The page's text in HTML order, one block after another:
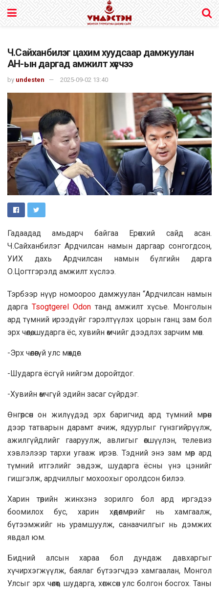
Ч.Сайханбилэг цахим хуудсаар дамжуулан
АН-ын даргад амжилт хүсчээ
by undesten 2025-09-02 13:40
Гадаадад амьдарч байгаа Ерөнхий сайд асан.
Ч.Сайханбилэг Ардчилсан намын даргаар сонгогдсон,
УИХ дахь Ардчилсан намын бүлгийн дарга
О.Цогтгэрэлд амжилт хүслээ.
Тэрбээр нүүр номоороо дамжуулан “Ардчилсан намын
дарга Tsogtgerel Odonтанд амжилт хүсье. Монголын
ард түмний ирээдүйг гэрэлтүүлэх цорын ганц зам бол
эрх чөлөө, шударга ёс, хувийн өмчийг дээдлэх зарчим мөн.
-Эрх чөлөөгүй улс мөхдөг.
-Шударга ёсгүй нийгэм доройтдог.
-Хувийн өмчгүй эдийн засаг сүйрдэг.
Өнгөрсөн он жилүүдэд эрх баригчид ард түмний мөрөн
дээр татварын дарамт ачиж, ядуурлыг гүнзгийрүүлж,
ажилгүйдлийг гааруулж, авлигыг өөгшүүлэн, телевиз
хэвлэлээр тархи угааж ирэв. Тэдний энэ зам мөр ард
түмний итгэлийг эвдэж, шударга ёсны үнэ цэнийг
гишгэлж, ардчиллыг мохоохыг оролдсон билээ.
Харин төрийн жинхэнэ зорилго бол ард иргэдээ
боомилох бус, харин хөдөлмөрийг нь хамгаалж,
бүтээмжийг нь урамшуулж, санаачилгыг нь дэмжих
явдал юм.
Бидний алсын хараа бол дундаж давхаргыг
хүчирхэгжүүлж, баялаг бүтээгчдээ хамгаалан, Монгол
Улсыг эрх чөлөөт, шударга, хөгжсөн улс болгон босгох. Таны